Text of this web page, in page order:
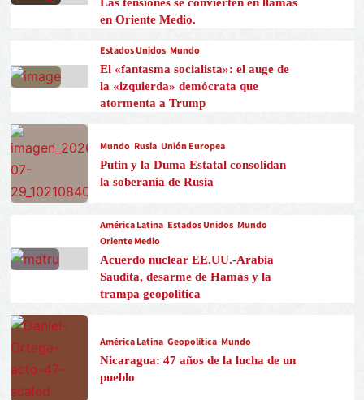
en Oriente Medio.
Estados Unidos Mundo
El «fantasma socialista»: el auge de
la «izquierda» demócrata que
atormenta a Trump
Mundo Rusia Unión Europea
Putin y la Duma Estatal consolidan
la soberanía de Rusia
América Latina Estados Unidos Mundo
Oriente Medio
Acuerdo nuclear EE.UU.-Arabia
Saudita, desarme de Hamás y la
trampa geopolítica
América Latina Geopolítica Mundo
Nicaragua: 47 años de la lucha de un
pueblo